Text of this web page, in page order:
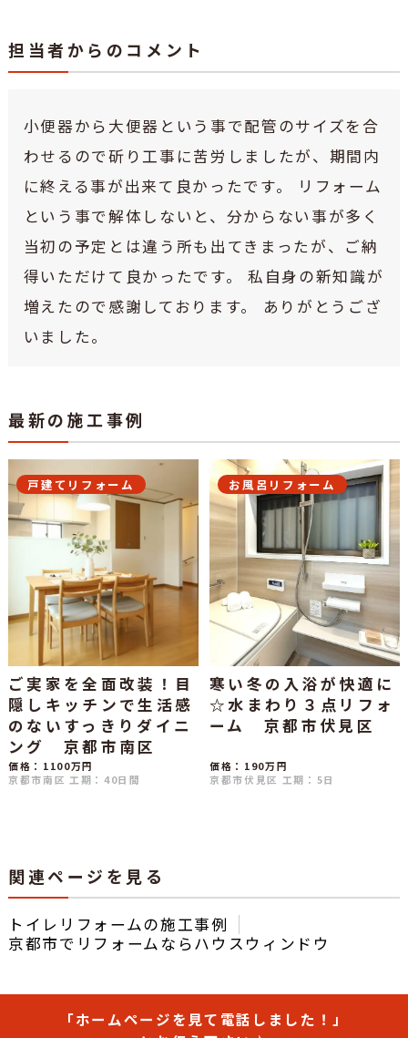
担当者からのコメント
小便器から大便器という事で配管のサイズを合
わせるので斫り工事に苦労しましたが、期間内
に終える事が出来て良かったです。 リフォーム
という事で解体しないと、分からない事が多く
当初の予定とは違う所も出てきまったが、ご納
得いただけて良かったです。 私自身の新知識が
増えたので感謝しております。 ありがとうござ
いました。
最新の施工事例
戸建てリフォーム
ご実家を全面改装！目
隠しキッチンで生活感
のないすっきりダイニ
ング 京都市南区
価格：1100万円
京都市南区 工期：40日間
お風呂リフォーム
寒い冬の入浴が快適に
☆水まわり３点リフォ
ーム 京都市伏見区
価格：190万円
京都市伏見区 工期：5日
関連ページを見る
トイレリフォームの施工事例
京都市でリフォームならハウスウィンドウ
「ホームページを見て電話しました！」